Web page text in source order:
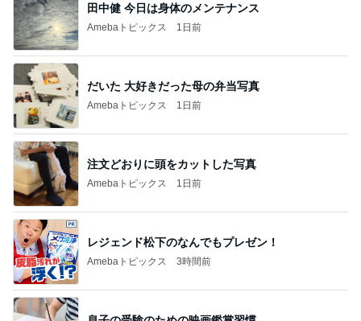
田中健 今日は身体のメンテナンス
Amebaトピックス 1日前
だいた 大好きだった母の弁当写真
Amebaトピックス 1日前
注文どおりに頭をカットした写真
Amebaトピックス 1日前
レジェンド松下のなんでもプレゼン！
Amebaトピックス 3時間前